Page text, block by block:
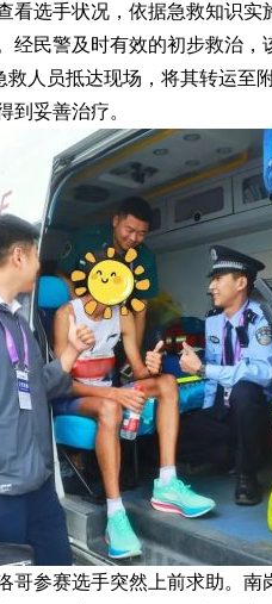
看选手状况，依据急救知识
经民警及时有效的初步救治
救人员抵达现场，将其转运至
到妥善治疗。
参赛选手突然上前求助。南